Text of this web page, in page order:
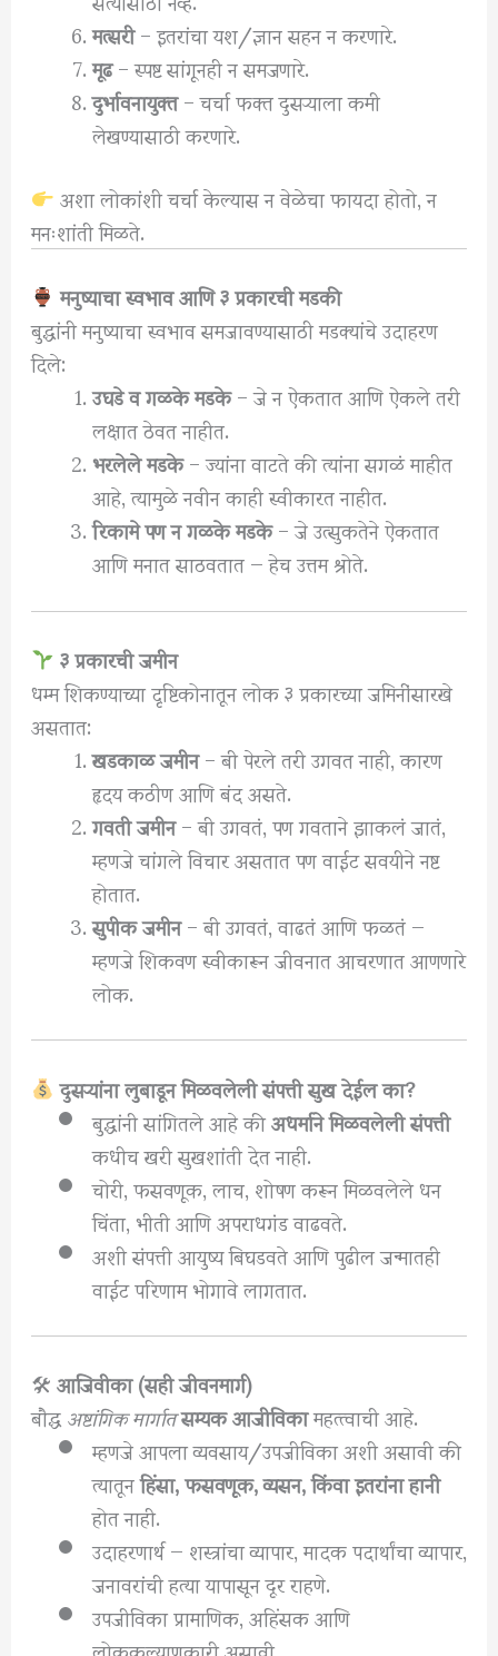
मत्सरी– इतरांचा यश/ज्ञान सहन न करणारे.
मूढ– स्पष्ट सांगूनही न समजणारे.
दुर्भावनायुक्त– चर्चा फक्त दुसऱ्याला कमी
लेखण्यासाठी करणारे.
अशा लोकांशी चर्चा केल्यास न वेळेचा फायदा होतो, न
मनःशांती मिळते.
मनुष्याचा स्वभाव आणि ३ प्रकारची मडकी
बुद्धांनी मनुष्याचा स्वभाव समजावण्यासाठी मडक्यांचे उदाहरण
दिले:
उघडे व गळके मडके– जे न ऐकतात आणि ऐकले तरी
लक्षात ठेवत नाहीत.
भरलेले मडके– ज्यांना वाटते की त्यांना सगळं माहीत
आहे, त्यामुळे नवीन काही स्वीकारत नाहीत.
रिकामे पण न गळके मडके– जे उत्सुकतेने ऐकतात
आणि मनात साठवतात — हेच उत्तम श्रोते.
३ प्रकारची जमीन
धम्म शिकण्याच्या दृष्टिकोनातून लोक ३ प्रकारच्या जमिनींसारखे
असतात:
खडकाळ जमीन– बी पेरले तरी उगवत नाही, कारण
हृदय कठीण आणि बंद असते.
गवती जमीन– बी उगवतं, पण गवताने झाकलं जातं,
म्हणजे चांगले विचार असतात पण वाईट सवयीने नष्ट
होतात.
सुपीक जमीन– बी उगवतं, वाढतं आणि फळतं —
म्हणजे शिकवण स्वीकारून जीवनात आचरणात आणणारे
लोक.
दुसऱ्यांना लुबाडून मिळवलेली संपत्ती सुख देईल का?
बुद्धांनी सांगितले आहे कीअधर्माने मिळवलेली संपत्ती
कधीच खरी सुखशांती देत नाही.
चोरी, फसवणूक, लाच, शोषण करून मिळवलेले धन
चिंता, भीती आणि अपराधगंड वाढवते.
अशी संपत्ती आयुष्य बिघडवते आणि पुढील जन्मातही
वाईट परिणाम भोगावे लागतात.
🛠आजिवीका (सही जीवनमार्ग)
बौद्धअष्टांगिक मार्गातसम्यक आजीविकामहत्त्वाची आहे.
म्हणजे आपला व्यवसाय/उपजीविका अशी असावी की
त्यातूनहिंसा, फसवणूक, व्यसन, किंवा इतरांना हानी
होत नाही.
उदाहरणार्थ — शस्त्रांचा व्यापार, मादक पदार्थांचा व्यापार,
जनावरांची हत्या यापासून दूर राहणे.
उपजीविका प्रामाणिक, अहिंसक आणि